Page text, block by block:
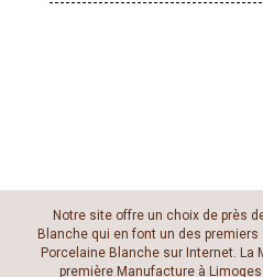
Notre site offre un choix de près
Blanche qui en font un des
Porcelaine Blanche sur Internet. La
première Manufacture à